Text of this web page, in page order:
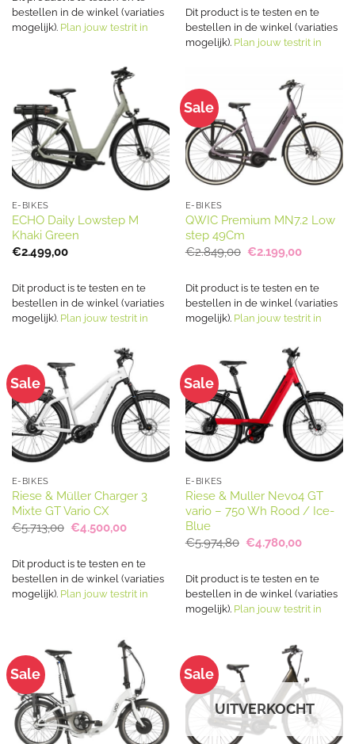
bestellen in de winkel (variaties
mogelijk). Plan jouw testrit in
€49,95.€39,95.
Dit product is te testen en te
bestellen in de winkel (variaties
mogelijk). Plan jouw testrit in
E-BIKES
ECHO Daily Lowstep M
Khaki Green
€2.499,00
Dit product is te testen en te
bestellen in de winkel (variaties
mogelijk). Plan jouw testrit in
Sale
E-BIKES
QWIC Premium MN7.2 Low
step 49Cm
€2.849,00 Oorspronkelijke
€2.849,00.
€2.199,00Huidige
Dit product is te testen en te
bestellen in de winkel (variaties
mogelijk). Plan jouw testrit in
Sale
E-BIKES
Riese & Müller Charger 3
Mixte GT Vario CX
€5.713,00 Oorspronkelijke
prijs
€5.713,00.
€4.500,00Huidige
€4.500,00.
Dit product is te testen en te
bestellen in de winkel (variaties
mogelijk). Plan jouw testrit in
Sale
E-BIKES
Riese & Muller Nevo4 GT
vario – 750 Wh Rood / Ice-
Blue
€5.974,80 Oorspronkelijke
prijs
€5.974,80.
€4.780,00Huidige
Dit product is te testen en te
bestellen in de winkel (variaties
mogelijk). Plan jouw testrit in
Sale Sale
UITVERKOCHT